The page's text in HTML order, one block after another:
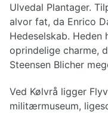
Ulvedal Plantager.
alvor fat, da Enrico
Hedeselskab.
oprindelige charme,
Steensen Blicher
Ved Kølvrå ligger
militærmuseum,